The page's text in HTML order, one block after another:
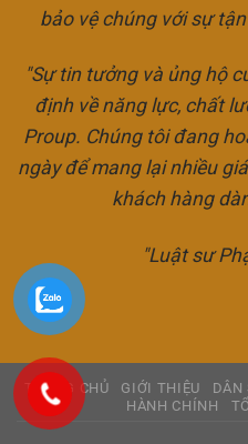
bảo vệ chúng với sự
"Sự tin tưởng và ủng hộ
định về năng lực, chất
Proup. Chúng tôi đang
ngày để mang lại nhiều
khách hàng
"Luật sư
TRANG CHỦ GIỚI THIỆU DÂN
HÀNH CHÍNH